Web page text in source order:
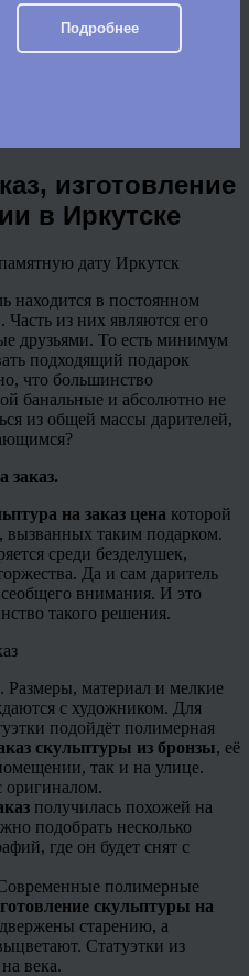
Подробнее
изготовление
в Иркутске
дату Иркутск
находится в постоянном
из них являются его
друзьями. То есть минимум
подходящий подарок
что большинство
банальные и абсолютно не
из общей массы дарителей,
заказ.
на заказ цена которой
вызванных таким подарком.
среди безделушек,
Да и сам даритель
внимания. И это
такого решения.
материал и мелкие
с художником. Для
подойдёт полимерная
скульптуры из бронзы, её
так и на улице.
оригиналом.
получилась похожей на
подобрать несколько
где он будет снят с
полимерные
скульптуры на
старению, а
Статуэтки из
века.